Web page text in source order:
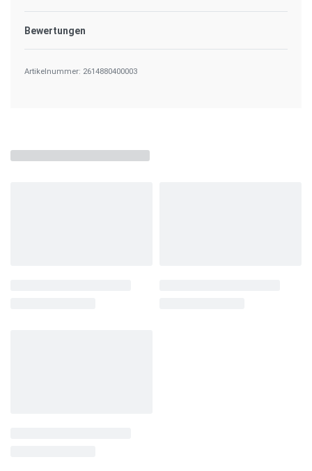
Bewertungen
2614880400003